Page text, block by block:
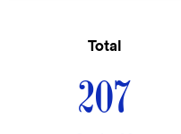
Total
207